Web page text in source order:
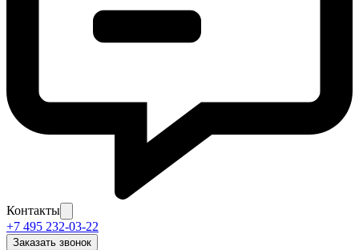
Контакты
+7 495 232-03-22
Заказать звонок